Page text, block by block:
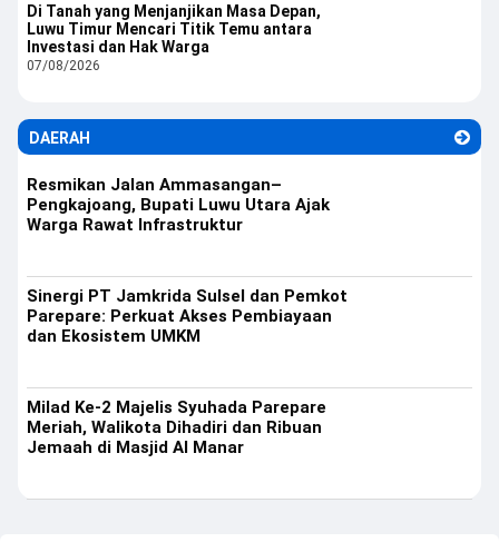
Di Tanah yang Menjanjikan Masa Depan,
Luwu Timur Mencari Titik Temu antara
Investasi dan Hak Warga
07/08/2026
DAERAH
Resmikan Jalan Ammasangan–
Pengkajoang, Bupati Luwu Utara Ajak
Warga Rawat Infrastruktur
Sinergi PT Jamkrida Sulsel dan Pemkot
Parepare: Perkuat Akses Pembiayaan
dan Ekosistem UMKM
Milad Ke-2 Majelis Syuhada Parepare
Meriah, Walikota Dihadiri dan Ribuan
Jemaah di Masjid Al Manar